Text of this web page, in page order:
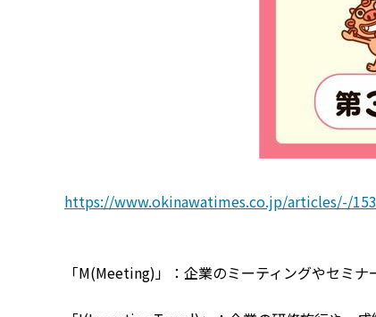
https://www.okinawatimes.co.jp/articles/-/
「M(Meeting)」：企業のミーティングやセミナ